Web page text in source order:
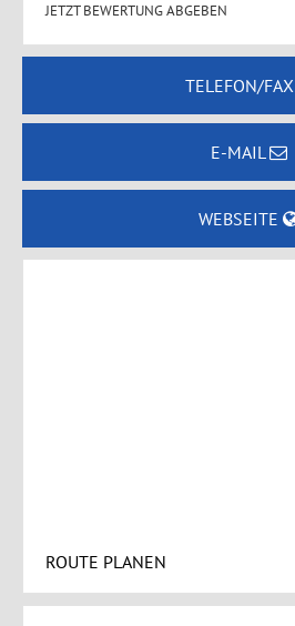
JETZT BEWERTUNG ABGEBEN
TELEFON/FAX
E-MAIL
WEBSEITE
ROUTE PLANEN